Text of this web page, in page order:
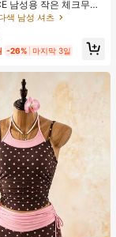
남성용 작은 체크무늬
포켓 클래식 스타일,
얼한 경우, 휴가, 식사,
홈웨어에 적합, 다용
셔츠, 자신에게 입거
좋습니다
색 남성 셔츠
-26% 마지막 3일